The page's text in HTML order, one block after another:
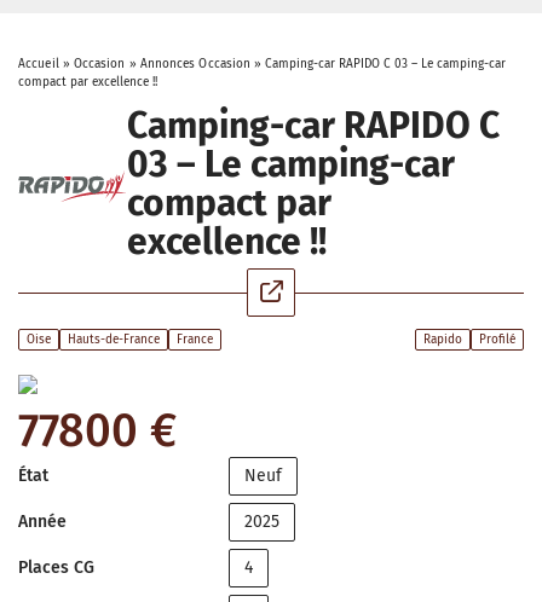
Accueil» Occasion » Annonces Occasion »Camping-car RAPIDO C 03 – Le camping-car
compact par excellence !!
Camping-car RAPIDO C
03 – Le camping-car
compact par
excellence !!
Oise Hauts-de-France France Rapido Profilé
77800 €
État Neuf
Année 2025
Places CG 4